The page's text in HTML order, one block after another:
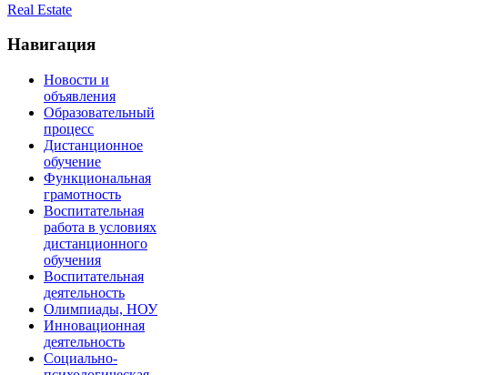
Real Estate
Навигация
Новости и
объявления
Образовательный
процесс
Дистанционное
обучение
Функциональная
грамотность
Воспитательная
работа в условиях
дистанционного
обучения
Воспитательная
деятельность
Олимпиады, НОУ
Инновационная
деятельность
Социально-